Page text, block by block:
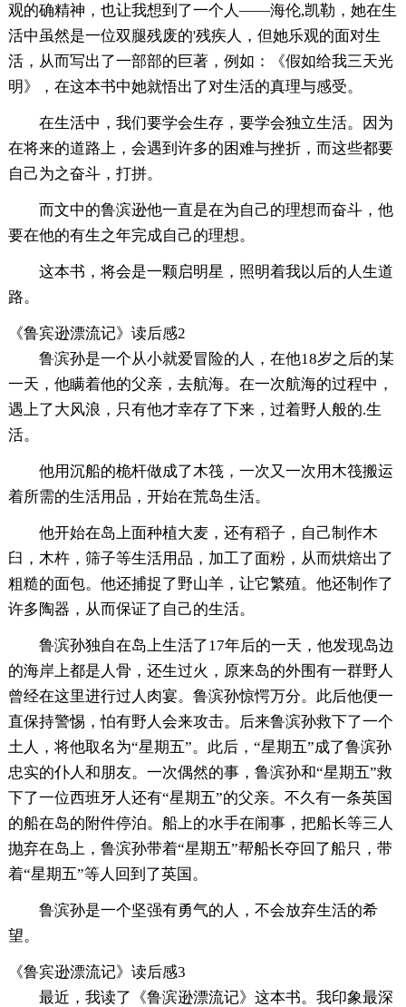
观的确精神，也让我想到了一个人——海伦,凯勒，她在生
活中虽然是一位双腿残废的'残疾人，但她乐观的面对生
活，从而写出了一部部的巨著，例如：《假如给我三天光
明》，在这本书中她就悟出了对生活的真理与感受。
在生活中，我们要学会生存，要学会独立生活。因为
在将来的道路上，会遇到许多的困难与挫折，而这些都要
自己为之奋斗，打拼。
而文中的鲁滨逊他一直是在为自己的理想而奋斗，他
要在他的有生之年完成自己的理想。
这本书，将会是一颗启明星，照明着我以后的人生道
路。
《鲁宾逊漂流记》读后感2
鲁滨孙是一个从小就爱冒险的人，在他18岁之后的某
一天，他瞒着他的父亲，去航海。在一次航海的过程中，
遇上了大风浪，只有他才幸存了下来，过着野人般的.生
活。
他用沉船的桅杆做成了木筏，一次又一次用木筏搬运
着所需的生活用品，开始在荒岛生活。
他开始在岛上面种植大麦，还有稻子，自己制作木
臼，木杵，筛子等生活用品，加工了面粉，从而烘焙出了
粗糙的面包。他还捕捉了野山羊，让它繁殖。他还制作了
许多陶器，从而保证了自己的生活。
鲁滨孙独自在岛上生活了17年后的一天，他发现岛边
的海岸上都是人骨，还生过火，原来岛的外围有一群野人
曾经在这里进行过人肉宴。鲁滨孙惊愕万分。此后他便一
直保持警惕，怕有野人会来攻击。后来鲁滨孙救下了一个
土人，将他取名为“星期五”。此后，“星期五”成了鲁滨孙
忠实的仆人和朋友。一次偶然的事，鲁滨孙和“星期五”救
下了一位西班牙人还有“星期五”的父亲。不久有一条英国
的船在岛的附件停泊。船上的水手在闹事，把船长等三人
抛弃在岛上，鲁滨孙带着“星期五”帮船长夺回了船只，带
着“星期五”等人回到了英国。
鲁滨孙是一个坚强有勇气的人，不会放弃生活的希
望。
《鲁宾逊漂流记》读后感3
最近，我读了《鲁滨逊漂流记》这本书。我印象最深